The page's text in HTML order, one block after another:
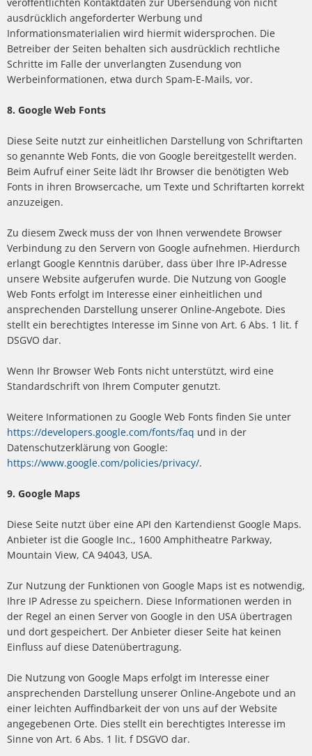
ausdrücklich angeforderter Werbung und
Informationsmaterialien wird hiermit widersprochen. Die
Betreiber der Seiten behalten sich ausdrücklich rechtliche
Schritte im Falle der unverlangten Zusendung von
Werbeinformationen, etwa durch Spam-E-Mails, vor.
8. Google Web Fonts
Diese Seite nutzt zur einheitlichen Darstellung von Schriftarten
so genannte Web Fonts, die von Google bereitgestellt werden.
Beim Aufruf einer Seite lädt Ihr Browser die benötigten Web
Fonts in ihren Browsercache, um Texte und Schriftarten korrekt
anzuzeigen.
Zu diesem Zweck muss der von Ihnen verwendete Browser
Verbindung zu den Servern von Google aufnehmen. Hierdurch
erlangt Google Kenntnis darüber, dass über Ihre IP-Adresse
unsere Website aufgerufen wurde. Die Nutzung von Google
Web Fonts erfolgt im Interesse einer einheitlichen und
ansprechenden Darstellung unserer Online-Angebote. Dies
stellt ein berechtigtes Interesse im Sinne von Art. 6 Abs. 1 lit. f
DSGVO dar.
Wenn Ihr Browser Web Fonts nicht unterstützt, wird eine
Standardschrift von Ihrem Computer genutzt.
Weitere Informationen zu Google Web Fonts finden Sie unter
https://developers.google.com/fonts/faq und in der
Datenschutzerklärung von Google:
https://www.google.com/policies/privacy/.
9. Google Maps
Diese Seite nutzt über eine API den Kartendienst Google Maps.
Anbieter ist die Google Inc., 1600 Amphitheatre Parkway,
Mountain View, CA 94043, USA.
Zur Nutzung der Funktionen von Google Maps ist es notwendig,
Ihre IP Adresse zu speichern. Diese Informationen werden in
der Regel an einen Server von Google in den USA übertragen
und dort gespeichert. Der Anbieter dieser Seite hat keinen
Einfluss auf diese Datenübertragung.
Die Nutzung von Google Maps erfolgt im Interesse einer
ansprechenden Darstellung unserer Online-Angebote und an
einer leichten Auffindbarkeit der von uns auf der Website
angegebenen Orte. Dies stellt ein berechtigtes Interesse im
Sinne von Art. 6 Abs. 1 lit. f DSGVO dar.